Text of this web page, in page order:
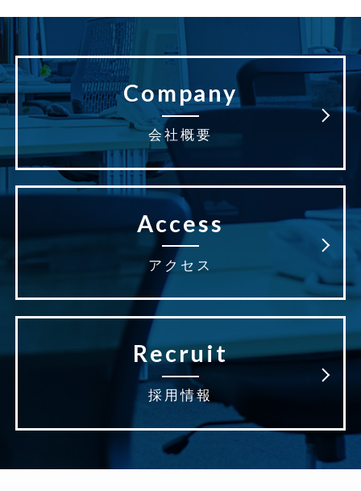
Company
会社概要
Access
アクセス
Recruit
採用情報